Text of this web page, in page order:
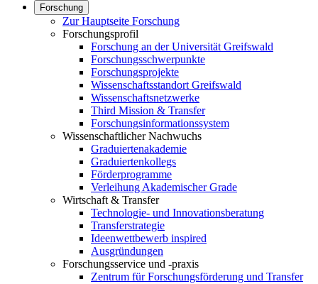
Forschung
Zur Hauptseite Forschung
Forschungsprofil
Forschung an der Universität Greifswald
Forschungsschwerpunkte
Forschungsprojekte
Wissenschaftsstandort Greifswald
Wissenschaftsnetzwerke
Third Mission & Transfer
Forschungsinformationssystem
Wissenschaftlicher Nachwuchs
Graduiertenakademie
Graduiertenkollegs
Förderprogramme
Verleihung Akademischer Grade
Wirtschaft & Transfer
Technologie- und Innovationsberatung
Transferstrategie
Ideenwettbewerb inspired
Ausgründungen
Forschungsservice und -praxis
Zentrum für Forschungsförderung und Transfer